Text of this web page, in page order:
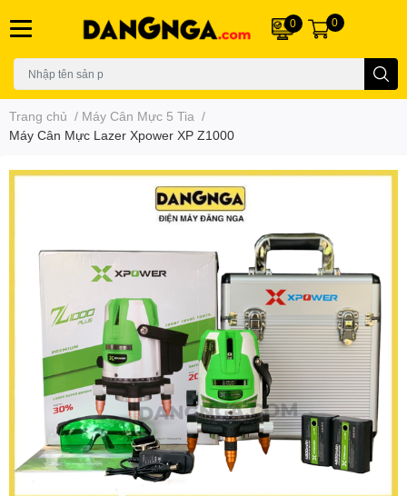
0 0
Trang chủ / Máy Cân Mực 5 Tia /
Máy Cân Mực Lazer Xpower XP Z1000